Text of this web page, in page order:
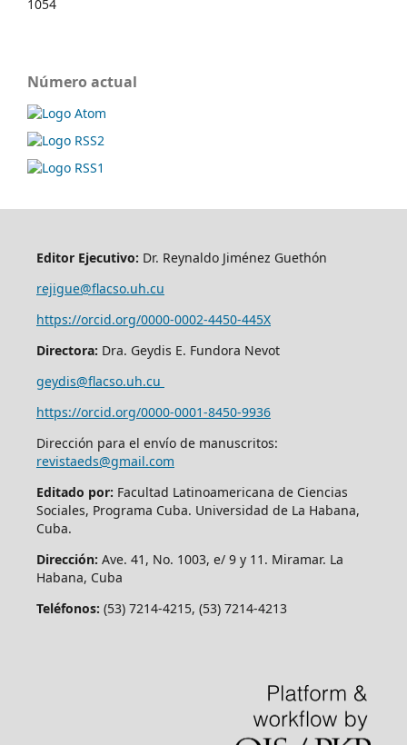
1054
Número actual
Editor Ejecutivo: Dr. Reynaldo Jiménez Guethón
rejigue@flacso.uh.cu
https://orcid.org/0000-0002-4450-445X
Directora: Dra. Geydis E. Fundora Nevot
geydis@flacso.uh.cu
https://orcid.org/0000-0001-8450-9936
Dirección para el envío de manuscritos:
revistaeds@gmail.com
Editado por: Facultad Latinoamericana de Ciencias
Sociales, Programa Cuba. Universidad de La Habana,
Cuba.
Dirección: Ave. 41, No. 1003, e/ 9 y 11. Miramar. La
Habana, Cuba
Teléfonos: (53) 7214-4215, (53) 7214-4213